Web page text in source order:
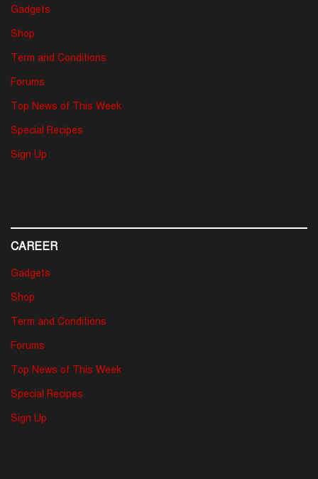
Gadgets
Shop
Term and Conditions
Forums
Top News of This Week
Special Recipes
Sign Up
CAREER
Gadgets
Shop
Term and Conditions
Forums
Top News of This Week
Special Recipes
Sign Up